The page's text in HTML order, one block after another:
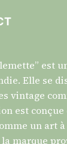
est
Elle se
vintage
est conçue
un art
marque